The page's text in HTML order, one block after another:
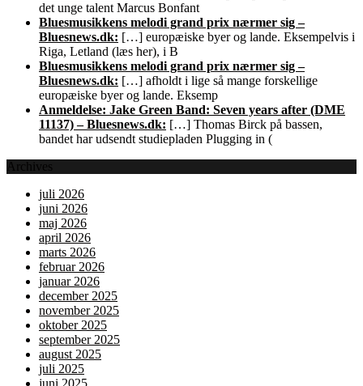
det unge talent Marcus Bonfant
Bluesmusikkens melodi grand prix nærmer sig –
Bluesnews.dk: […] europæiske byer og lande. Eksempelvis i
Riga, Letland (læs her), i B
Bluesmusikkens melodi grand prix nærmer sig –
Bluesnews.dk: […] afholdt i lige så mange forskellige
europæiske byer og lande. Eksemp
Anmeldelse: Jake Green Band: Seven years after (DME
11137) – Bluesnews.dk: […] Thomas Birck på bassen,
bandet har udsendt studiepladen Plugging in (
Archives
juli 2026
juni 2026
maj 2026
april 2026
marts 2026
februar 2026
januar 2026
december 2025
november 2025
oktober 2025
september 2025
august 2025
juli 2025
juni 2025